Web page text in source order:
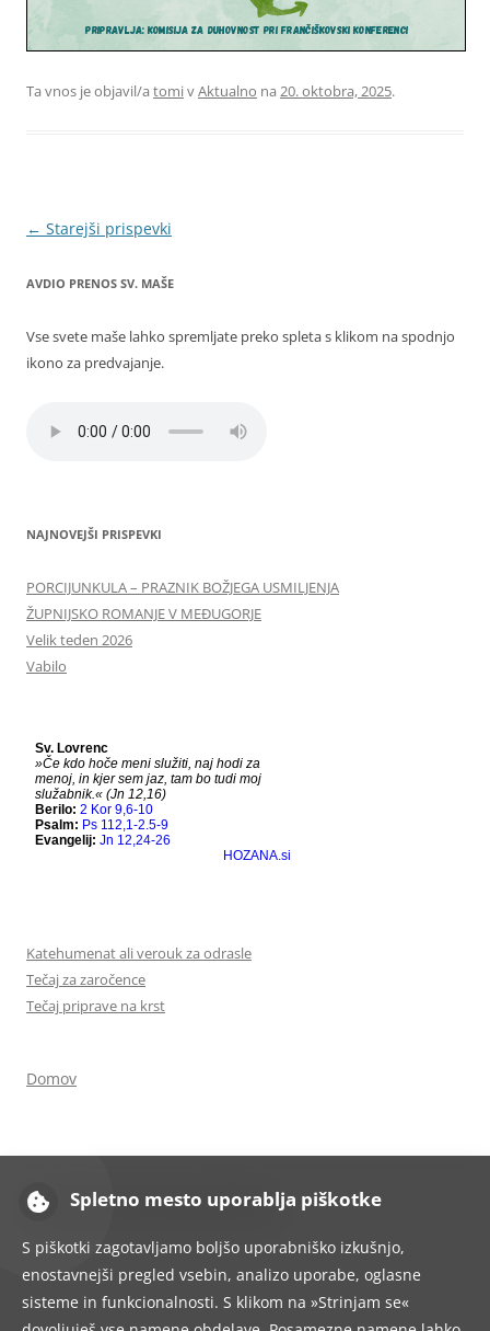
Ta vnos je objavil/a tomivAktualno na 20. oktobra, 2025.
Krmarjenje
prispevkih
← Starejši prispevki
AVDIO PRENOS SV. MAŠE
Vse svete maše lahko spremljate preko spleta s klikom na spodnjo
ikono za predvajanje.
NAJNOVEJŠI PRISPEVKI
PORCIJUNKULA – PRAZNIK BOŽJEGA USMILJENJA
ŽUPNIJSKO ROMANJE V MEĐUGORJE
Velik teden 2026
Vabilo
Katehumenat ali verouk za odrasle
Tečaj za zaročence
Tečaj priprave na krst
Domov
Ponosno uporablja tehnologijo WordPress
Spletno mesto uporablja piškotke
S piškotki zagotavljamo boljšo uporabniško izkušnjo,
enostavnejši pregled vsebin, analizo uporabe, oglasne
sisteme in funkcionalnosti. S klikom na »Strinjam se«